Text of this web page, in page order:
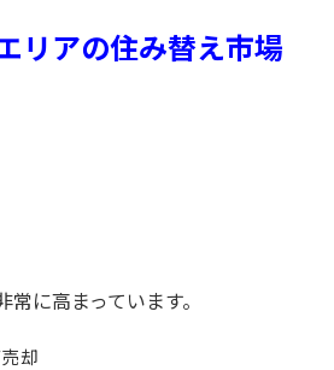
リアの住み替え市場
に高まっています。
却